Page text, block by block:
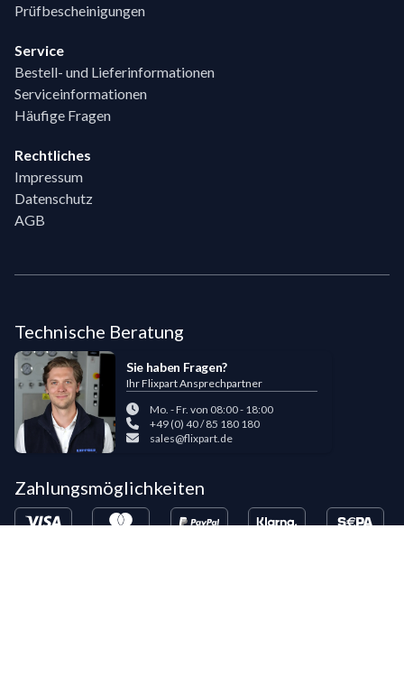
Prüfbescheinigungen
Service
Bestell- und Lieferinformationen
Serviceinformationen
Häufige Fragen
Rechtliches
Impressum
Datenschutz
AGB
Technische Beratung
Sie haben Fragen?
Ihr Flixpart Ansprechpartner
Mo. - Fr. von 08:00 - 18:00
+49 (0) 40 / 85 180 180
sales@flixpart.de
Zahlungsmöglichkeiten